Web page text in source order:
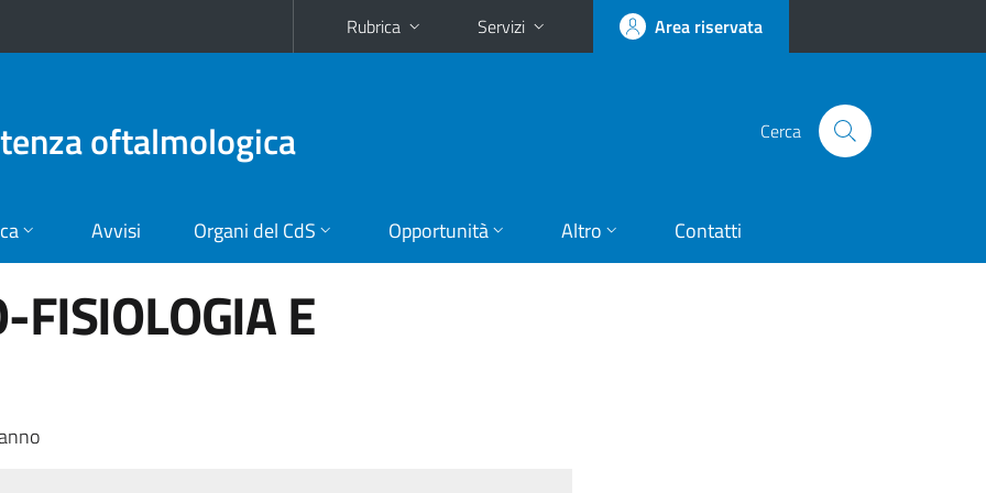
Rubrica Servizi Area riservata
oftalmologica Cerca
Avvisi Organi del CdS Opportunità Altro Contatti
FISIOLOGIA E